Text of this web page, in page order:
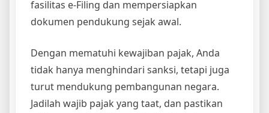
fasilitas e-Filing dan mempersiapkan
dokumen pendukung sejak awal.
Dengan mematuhi kewajiban pajak, Anda
tidak hanya menghindari sanksi, tetapi juga
turut mendukung pembangunan negara.
Jadilah wajib pajak yang taat, dan pastikan